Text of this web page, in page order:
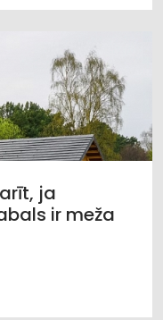
ja
ir meža